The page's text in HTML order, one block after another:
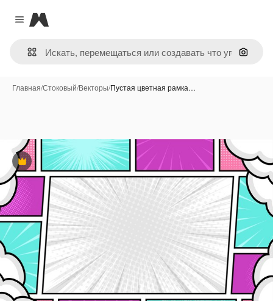
Close menu
Magnific
Поиск
Главная/Стоковый/Векторы/Пустая цветная рамка…
Премиум